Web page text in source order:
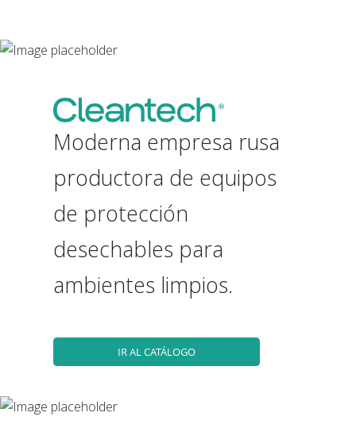
Moderna empresa rusa
productora de equipos
de protección
desechables para
ambientes limpios.
IR AL CATÁLOGO